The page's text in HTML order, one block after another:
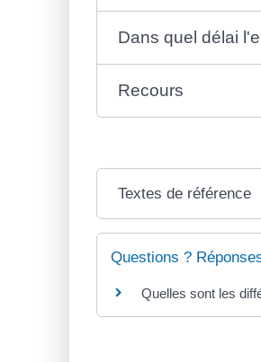
Dans quel délai
Recours
Textes de référence
Questions ?
Quelles sont les